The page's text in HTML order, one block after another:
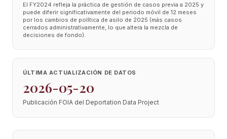
El FY2024 refleja la práctica de gestión de casos previa a 2025 y
puede diferir significativamente del periodo móvil de 12 meses
por los cambios de política de asilo de 2025 (más casos
cerrados administrativamente, lo que altera la mezcla de
decisiones de fondo).
ÚLTIMA ACTUALIZACIÓN DE DATOS
2026-05-20
Publicación FOIA del Deportation Data Project